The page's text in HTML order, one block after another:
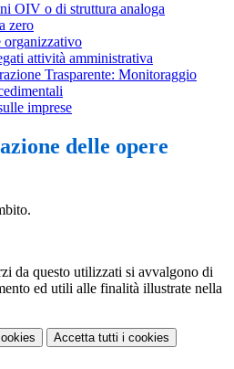
OIV o di struttura analoga
zero
organizzativo
attività amministrativa
Trasparente: Monitoraggio
imprese
delle opere
da questo utilizzati si avvalgono di
ed utili alle finalità illustrate nella
Accetta tutti i cookies